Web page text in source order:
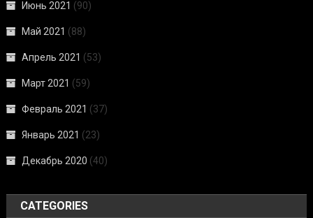
Июнь 2021 (90)
Май 2021 (88)
Апрель 2021 (53)
Март 2021 (59)
Февраль 2021 (37)
Январь 2021 (23)
Декабрь 2020 (40)
CATEGORIES